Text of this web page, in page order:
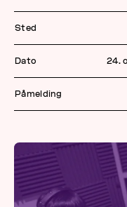
Sted
Dato 24.
Påmelding